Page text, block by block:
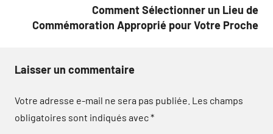
Comment Sélectionner un Lieu de
Commémoration Approprié pour Votre Proche
Laisser un commentaire
Votre adresse e-mail ne sera pas publiée. Les champs
obligatoires sont indiqués avec*